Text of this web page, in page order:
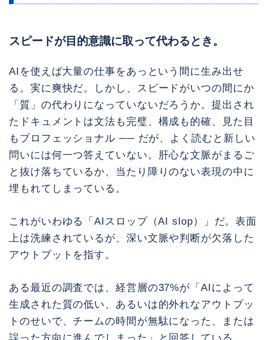
スピードが目的意識に取って代わるとき。
AIを使えば大量の仕事をあっという間に生み出せ
る。実に爽快だ。しかし、スピードがいつの間にか
「質」の代わりになっていないだろうか。提出され
たドキュメントは文法も完璧、構成も的確、見た目
もプロフェッショナル ── だが、よく読むと新しい
問いには何一つ答えていない。肝心な文脈がまるご
と抜け落ちているか、当たり障りのない表現の中に
埋もれてしまっている。
これがいわゆる「AIスロップ（AI slop）」だ。表面
上は洗練されているが、深い文脈や判断が欠落した
アウトプットを指す。
ある最近の調査では、経営層の37%が「AIによって
生成された質の低い、あるいは的外れなアウトプッ
トのせいで、チームの時間が無駄になった、または
誤った方向に進んでしまった」と回答している。